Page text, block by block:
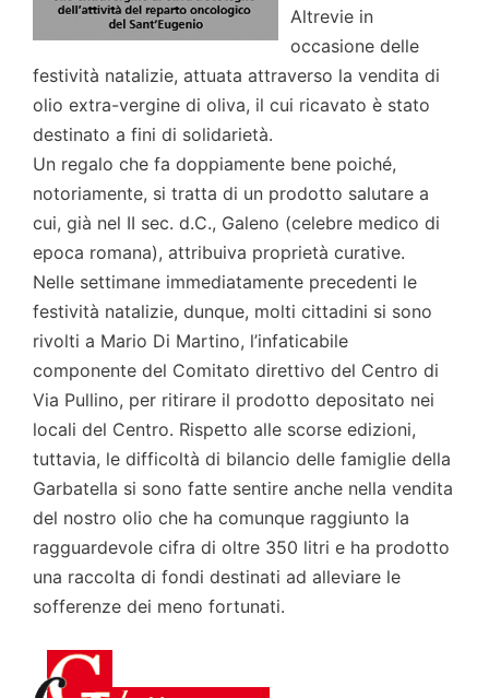
Altrevie in
occasione delle
festività natalizie, attuata attraverso la vendita di
olio extra-vergine di oliva, il cui ricavato è stato
destinato a fini di solidarietà.
Un regalo che fa doppiamente bene poiché,
notoriamente, si tratta di un prodotto salutare a
cui, già nel II sec. d.C., Galeno (celebre medico di
epoca romana), attribuiva proprietà curative.
Nelle settimane immediatamente precedenti le
festività natalizie, dunque, molti cittadini si sono
rivolti a Mario Di Martino, l’infaticabile
componente del Comitato direttivo del Centro di
Via Pullino, per ritirare il prodotto depositato nei
locali del Centro. Rispetto alle scorse edizioni,
tuttavia, le difficoltà di bilancio delle famiglie della
Garbatella si sono fatte sentire anche nella vendita
del nostro olio che ha comunque raggiunto la
ragguardevole cifra di oltre 350 litri e ha prodotto
una raccolta di fondi destinati ad alleviare le
sofferenze dei meno fortunati.